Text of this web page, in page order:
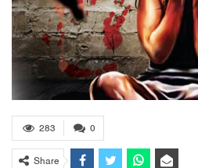
0
283
Share